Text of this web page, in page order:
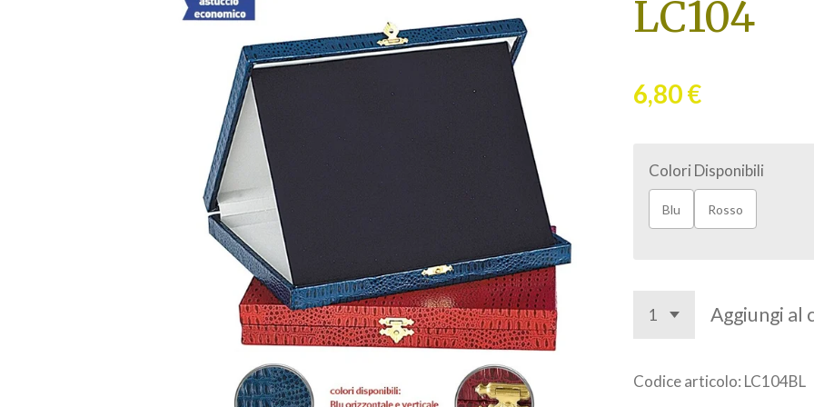
LC104
6,80 €
Colori Disponibili
Blu Rosso
Aggiungi al
Codice articolo: LC104BL